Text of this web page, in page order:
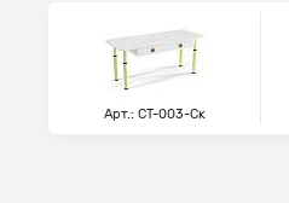
Арт.: СТ-003-Ск